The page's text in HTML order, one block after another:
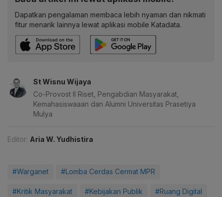
Dapatkan pengalaman membaca lebih nyaman dan nikmati
fitur menarik lainnya lewat aplikasi mobile Katadata.
St Wisnu Wijaya
Co-Provost II Riset, Pengabdian Masyarakat,
Kemahasiswaaan dan Alumni Universitas Prasetiya
Mulya
Editor: Aria W. Yudhistira
#Warganet #Lomba Cerdas Cermat MPR
#Kritik Masyarakat #Kebijakan Publik #Ruang Digital